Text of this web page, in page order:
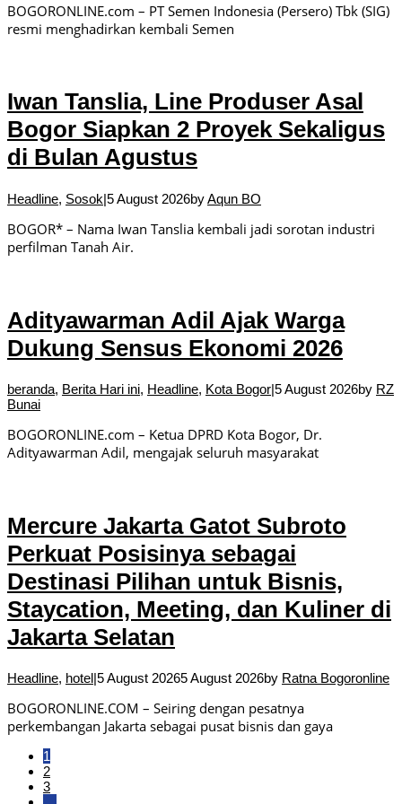
BOGORONLINE.com – PT Semen Indonesia (Persero) Tbk (SIG)
resmi menghadirkan kembali Semen
Iwan Tanslia, Line Produser Asal
Bogor Siapkan 2 Proyek Sekaligus
di Bulan Agustus
Headline, Sosok|5 August 2026byAqun BO
BOGOR* – Nama Iwan Tanslia kembali jadi sorotan industri
perfilman Tanah Air.
Adityawarman Adil Ajak Warga
Dukung Sensus Ekonomi 2026
beranda, Berita Hari ini, Headline, Kota Bogor|5 August 2026by RZ
Bunai
BOGORONLINE.com – Ketua DPRD Kota Bogor, Dr.
Adityawarman Adil, mengajak seluruh masyarakat
Mercure Jakarta Gatot Subroto
Perkuat Posisinya sebagai
Destinasi Pilihan untuk Bisnis,
Staycation, Meeting, dan Kuliner di
Jakarta Selatan
Headline, hotel|5 August 20265 August 2026by Ratna Bogoronline
BOGORONLINE.COM – Seiring dengan pesatnya
perkembangan Jakarta sebagai pusat bisnis dan gaya
1
2
3